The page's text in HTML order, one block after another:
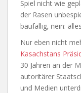
Spiel nicht wie
der Rasen
baufällig, nein:
Nur eben nicht
Kasachstans
30 Jahren an der
autoritärer
und Medien